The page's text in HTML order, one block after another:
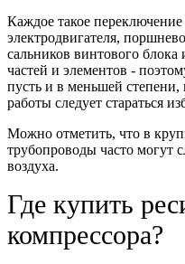
Каждое такое
электродвигателя,
сальников винтового
частей и элементов -
пусть и в меньшей
работы следует стараться
Можно отметить, что в
трубопроводы часто могут
воздуха.
Где купить
компрессора?